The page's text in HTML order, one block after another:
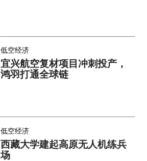
低空经济
宜兴航空复材项目冲刺投产，
鸿羽打通全球链
低空经济
西藏大学建起高原无人机练兵
场